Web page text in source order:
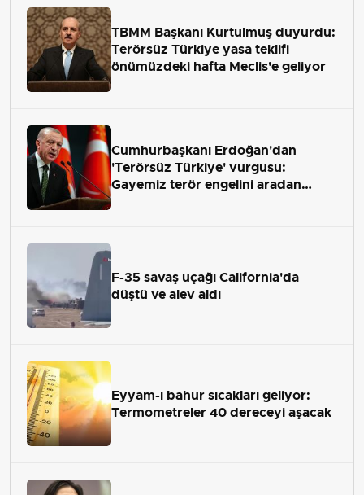
TBMM Başkanı Kurtulmuş duyurdu:
Terörsüz Türkiye yasa teklifi
önümüzdeki hafta Meclis'e geliyor
Cumhurbaşkanı Erdoğan'dan
'Terörsüz Türkiye' vurgusu:
Gayemiz terör engelini aradan
F-35 savaş uçağı California'da
düştü ve alev aldı
Eyyam-ı bahur sıcakları geliyor:
Termometreler 40 dereceyi aşacak